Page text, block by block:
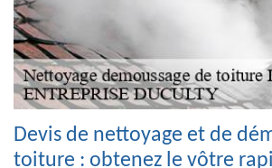
Devis de nettoyage et de
toiture : obtenez le vôtre